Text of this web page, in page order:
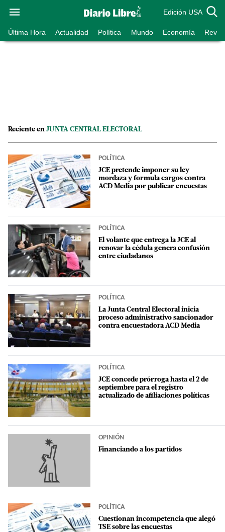
Edición USA
Última Hora Actualidad Política Mundo Economía
Reciente en JUNTA CENTRAL ELECTORAL
POLÍTICA
JCE pretende imponer su ley
mordaza y formula cargos contra
ACD Media por publicar encuestas
POLÍTICA
El volante que entrega la JCE al
renovar la cédula genera confusión
entre ciudadanos
POLÍTICA
La Junta Central Electoral inicia
proceso administrativo sancionador
contra encuestadora ACD Media
POLÍTICA
JCE concede prórroga hasta el 2 de
septiembre para el registro
actualizado de afiliaciones políticas
OPINIÓN
Financiando a los partidos
POLÍTICA
Cuestionan incompetencia que alegó
TSE sobre las encuestas